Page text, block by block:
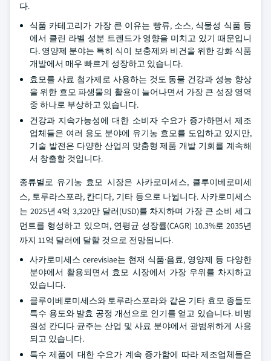
다.
식품 카테고리가 가장 큰 이유는 빵류, 소스, 식물성 식품 등
에서 클린 라벨 성분 트렌드가 영향을 미치고 있기 때문입니
다. 영양제 분야는 특히 식이 보충제와 비건을 위한 강화 식품
개발에서 매우 빠르게 성장하고 있습니다.
효모를 사료 첨가제로 사용하는 것도 동물 건강과 성능 향상
을 위한 효모 파생물의 활용이 늘어나면서 가장 큰 성장 영역
중 하나로 부상하고 있습니다.
건강과 지속가능성에 대한 소비자 수요가 증가하면서 제조
업체들은 여러 용도 분야에 유기농 효모를 도입하고 있지만,
기술 발전은 다양한 산업의 맞춤형 제품 개발 기회를 계속해
서 창출할 것입니다.
종류별로 유기농 효모 시장은 사카로미세스, 클루이베로미세
스, 토루라스포라, 칸디다, 기타 등으로 나뉩니다. 사카로미세스
는 2025년 4억 3,320만 달러(USD)를 차지하며 가장 큰 소비 세그
먼트를 형성하고 있으며, 연평균 성장률(CAGR) 10.3%로 2035년
까지 11억 달러에 달할 것으로 전망됩니다.
사카로미세스 cerevisiae는 현재 식품·음료, 영양제 등 다양한
분야에서 활용되면서 효모 시장에서 가장 우위를 차지하고
있습니다.
클루이베로미세스와 토루라스포라와 같은 기타 효모 종들도
특수 용도와 발효 공정 개선으로 인기를 얻고 있습니다. 비병
원성 칸디다 균주는 산업 및 사료 분야에서 광범위하게 사용
되고 있습니다.
특수 제품에 대한 수요가 계속 증가함에 따라 제조업체들은